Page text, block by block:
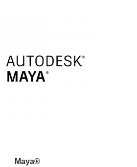
Maya®